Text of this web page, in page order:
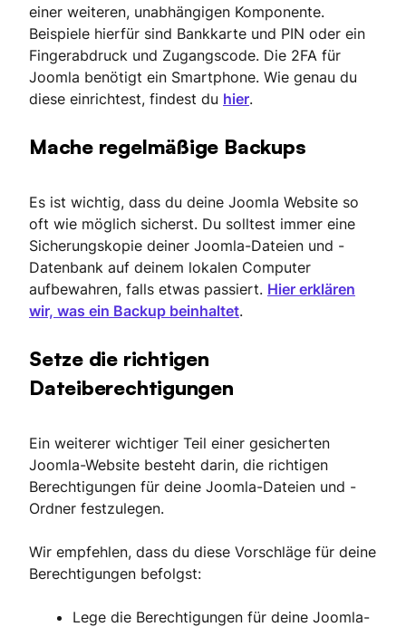
einer weiteren, unabhängigen Komponente.
Beispiele hierfür sind Bankkarte und PIN oder ein
Fingerabdruck und Zugangscode. Die 2FA für
Joomla benötigt ein Smartphone. Wie genau du
diese einrichtest, findest du hier.
Mache regelmäßige Backups
Es ist wichtig, dass du deine Joomla Website so
oft wie möglich sicherst. Du solltest immer eine
Sicherungskopie deiner Joomla-Dateien und -
Datenbank auf deinem lokalen Computer
aufbewahren, falls etwas passiert. Hier erklären
wir, was ein Backup beinhaltet.
Setze die richtigen
Dateiberechtigungen
Ein weiterer wichtiger Teil einer gesicherten
Joomla-Website besteht darin, die richtigen
Berechtigungen für deine Joomla-Dateien und -
Ordner festzulegen.
Wir empfehlen, dass du diese Vorschläge für deine
Berechtigungen befolgst:
Lege die Berechtigungen für deine Joomla-